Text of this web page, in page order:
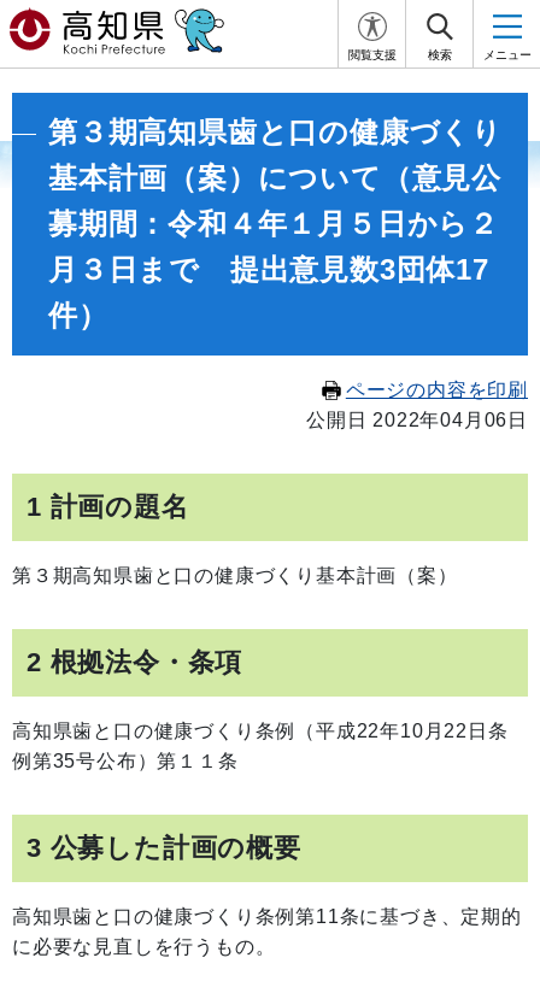
閲覧支援 検索 メニュー
第３期高知県歯と口の健康づくり
基本計画（案）について（意見公
募期間：令和４年１月５日から２
月３日まで 提出意見数3団体17
件）
ページの内容を印刷
公開日 2022年04月06日
1 計画の題名
第３期高知県歯と口の健康づくり基本計画（案）
2 根拠法令・条項
高知県歯と口の健康づくり条例（平成22年10月22日条
例第35号公布）第１１条
3 公募した計画の概要
高知県歯と口の健康づくり条例第11条に基づき、定期的
に必要な見直しを行うもの。